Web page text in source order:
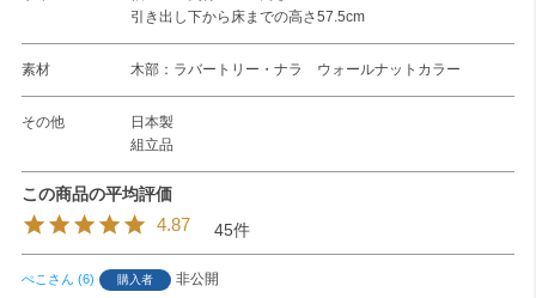
引き出し下から床までの高さ57.5cm
素材 木部：ラバートリー・ナラ ウォールナットカラー
その他
日本製
組立品
4.87 45
ぺこ 6 購入者
非公開